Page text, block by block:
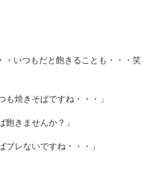
いつもだと飽きることも・・・笑
も焼きそばですね・・・」
飽きませんか？」
ブレないですね・・・」